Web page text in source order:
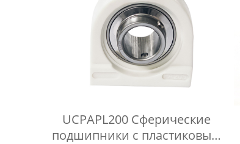
UCPAPL200 Сферические
подшипники с пластиковым